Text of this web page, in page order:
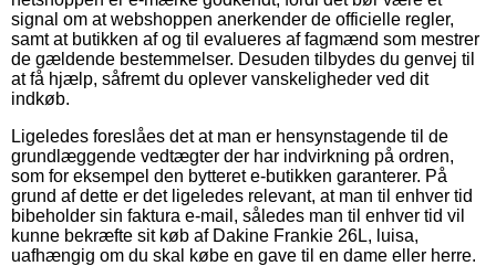
signal om at webshoppen anerkender de officielle regler,
samt at butikken af og til evalueres af fagmænd som mestrer
de gældende bestemmelser. Desuden tilbydes du genvej til
at få hjælp, såfremt du oplever vanskeligheder ved dit
indkøb.
Ligeledes foreslåes det at man er hensynstagende til de
grundlæggende vedtægter der har indvirkning på ordren,
som for eksempel den bytteret e-butikken garanterer. På
grund af dette er det ligeledes relevant, at man til enhver tid
bibeholder sin faktura e-mail, således man til enhver tid vil
kunne bekræfte sit køb af Dakine Frankie 26L, luisa,
uafhængig om du skal købe en gave til en dame eller herre.